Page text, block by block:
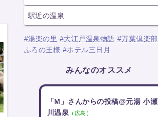
駅近の温泉
#湯楽の里 #大江戸温泉物語 #万葉倶楽部
ふろの王様 #ホテル三日月
みんなのオススメ
「M」さんからの投稿@元湯 小瀬
川温泉 （広島）